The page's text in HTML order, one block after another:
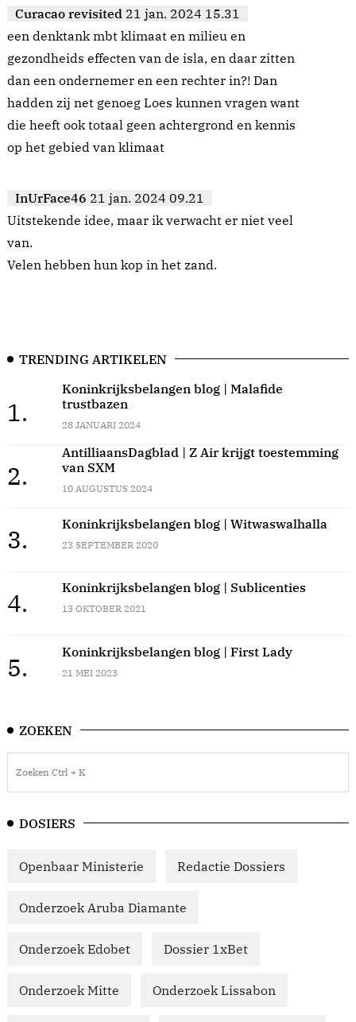
Curacao revisited 21 jan. 2024 15.31
een denktank mbt klimaat en milieu en
gezondheids effecten van de isla, en daar zitten
dan een ondernemer en een rechter in?! Dan
hadden zij net genoeg Loes kunnen vragen want
die heeft ook totaal geen achtergrond en kennis
op het gebied van klimaat
InUrFace46 21 jan. 2024 09.21
Uitstekende idee, maar ik verwacht er niet veel
van.
Velen hebben hun kop in het zand.
TRENDING ARTIKELEN
1.
Koninkrijksbelangen blog | Malafide
trustbazen
28 JANUARI 2024
2.
AntilliaansDagblad | Z Air krijgt toestemming
van SXM
10 AUGUSTUS 2024
3.
Koninkrijksbelangen blog | Witwaswalhalla
23 SEPTEMBER 2020
4.
Koninkrijksbelangen blog | Sublicenties
13 OKTOBER 2021
5.
Koninkrijksbelangen blog | First Lady
21 MEI 2023
ZOEKEN
DOSIERS
Openbaar Ministerie Redactie Dossiers
Onderzoek Aruba Diamante
Onderzoek Edobet Dossier 1xBet
Onderzoek Mitte Onderzoek Lissabon